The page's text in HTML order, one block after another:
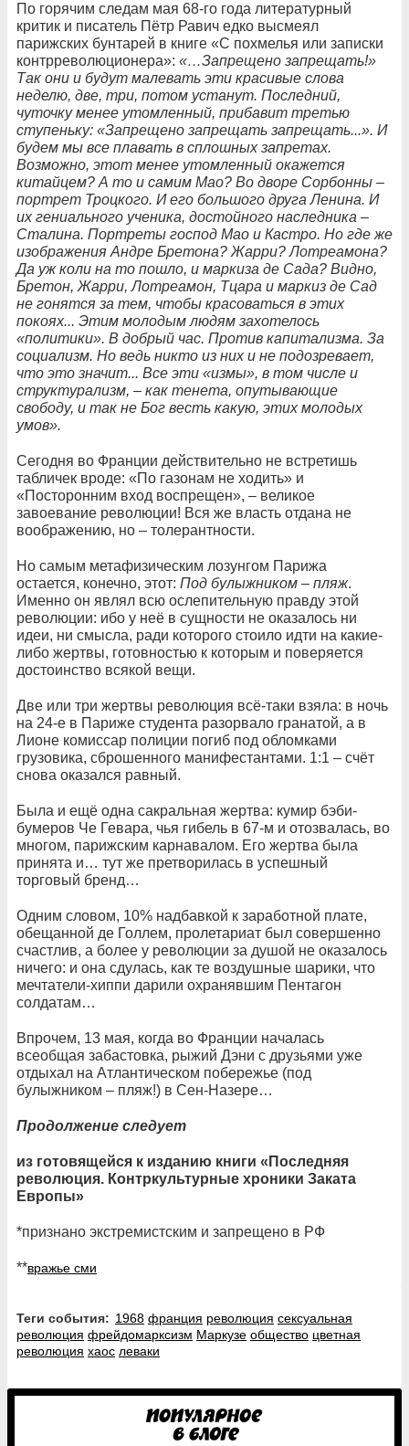
По горячим следам мая 68-го года литературный
критик и писатель Пётр Равич едко высмеял
парижских бунтарей в книге «С похмелья или записки
контрреволюционера»: «…Запрещено запрещать!»
Так они и будут малевать эти красивые слова
неделю, две, три, потом устанут. Последний,
чуточку менее утомленный, прибавит третью
ступеньку: «Запрещено запрещать запрещать...». И
будем мы все плавать в сплошных запретах.
Возможно, этот менее утомленный окажется
китайцем? А то и самим Мао? Во дворе Сорбонны –
портрет Троцкого. И его большого друга Ленина. И
их гениального ученика, достойного наследника –
Сталина. Портреты господ Мао и Кастро. Но где же
изображения Андре Бретона? Жарри? Лотреамона?
Да уж коли на то пошло, и маркиза де Сада? Видно,
Бретон, Жарри, Лотреамон, Тцара и маркиз де Сад
не гонятся за тем, чтобы красоваться в этих
покоях... Этим молодым людям захотелось
«политики». В добрый час. Против капитализма. За
социализм. Но ведь никто из них и не подозревает,
что это значит... Все эти «измы», в том числе и
структурализм, – как тенета, опутывающие
свободу, и так не Бог весть какую, этих молодых
умов».
Сегодня во Франции действительно не встретишь
табличек вроде: «По газонам не ходить» и
«Посторонним вход воспрещен», – великое
завоевание революции! Вся же власть отдана не
воображению, но – толерантности.
Но самым метафизическим лозунгом Парижа
остается, конечно, этот: Под булыжником – пляж.
Именно он являл всю ослепительную правду этой
революции: ибо у неё в сущности не оказалось ни
идеи, ни смысла, ради которого стоило идти на какие-
либо жертвы, готовностью к которым и поверяется
достоинство всякой вещи.
Две или три жертвы революция всё-таки взяла: в ночь
на 24-е в Париже студента разорвало гранатой, а в
Лионе комиссар полиции погиб под обломками
грузовика, сброшенного манифестантами. 1:1 – счёт
снова оказался равный.
Была и ещё одна сакральная жертва: кумир бэби-
бумеров Че Гевара, чья гибель в 67-м и отозвалась, во
многом, парижским карнавалом. Его жертва была
принята и… тут же претворилась в успешный
торговый бренд…
Одним словом, 10% надбавкой к заработной плате,
обещанной де Голлем, пролетариат был совершенно
счастлив, а более у революции за душой не оказалось
ничего: и она сдулась, как те воздушные шарики, что
мечтатели-хиппи дарили охранявшим Пентагон
солдатам…
Впрочем, 13 мая, когда во Франции началась
всеобщая забастовка, рыжий Дэни с друзьями уже
отдыхал на Атлантическом побережье (под
булыжником – пляж!) в Сен-Назере…
Продолжение следует
из готовящейся к изданию книги «Последняя
революция. Контркультурные хроники Заката
Европы»
*признано экстремистским и запрещено в РФ
**вражье сми
Теги события: 1968 франция революция сексуальная
революция фрейдомарксизм Маркузе общество цветная
революция хаос леваки